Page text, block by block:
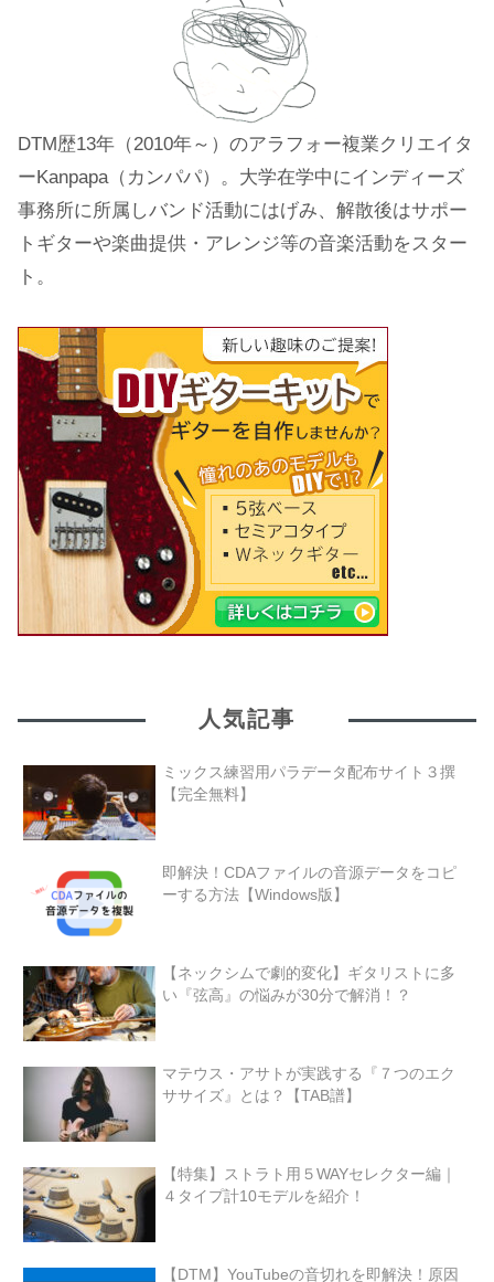
DTM歴13年（2010年～）のアラフォー複業クリエイタ
ーKanpapa（カンパパ）。大学在学中にインディーズ
事務所に所属しバンド活動にはげみ、解散後はサポー
トギターや楽曲提供・アレンジ等の音楽活動をスター
ト。
人気記事
ミックス練習用パラデータ配布サイト３撰
【完全無料】
即解決！CDAファイルの音源データをコピ
ーする方法【Windows版】
【ネックシムで劇的変化】ギタリストに多
い『弦高』の悩みが30分で解消！？
マテウス・アサトが実践する『７つのエク
ササイズ』とは？【TAB譜】
【特集】ストラト用５WAYセレクター編｜
４タイプ計10モデルを紹介！
【DTM】YouTubeの音切れを即解決！原因